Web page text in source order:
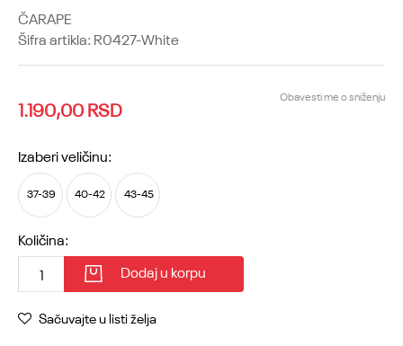
ČARAPE
Šifra artikla: R0427-White
1.190,00RSD
Obavesti me o sniženju
Izaberi veličinu:
37-39 40-42 43-45
Količina:
Dodaj u korpu
Sačuvajte u listi želja